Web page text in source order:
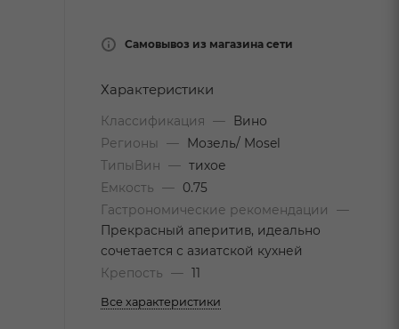
Самовывоз из магазина сети
Характеристики
Классификация —
Вино
Регионы
—
Мозель/ Mosel
ТипыВин
— тихое
Емкость
—
0.75
Гастрономические рекомендации
—
Прекрасный аперитив, идеально
сочетается с азиатской кухней
Крепость
— 11
Все характеристики